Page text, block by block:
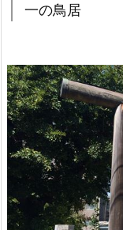
一の鳥居